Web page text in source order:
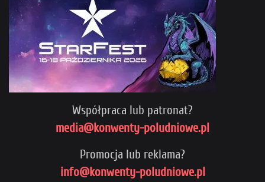
Współpraca lub patronat?
media@konwenty-poludniowe.pl
Promocja lub reklama?
info@konwenty-poludniowe.pl